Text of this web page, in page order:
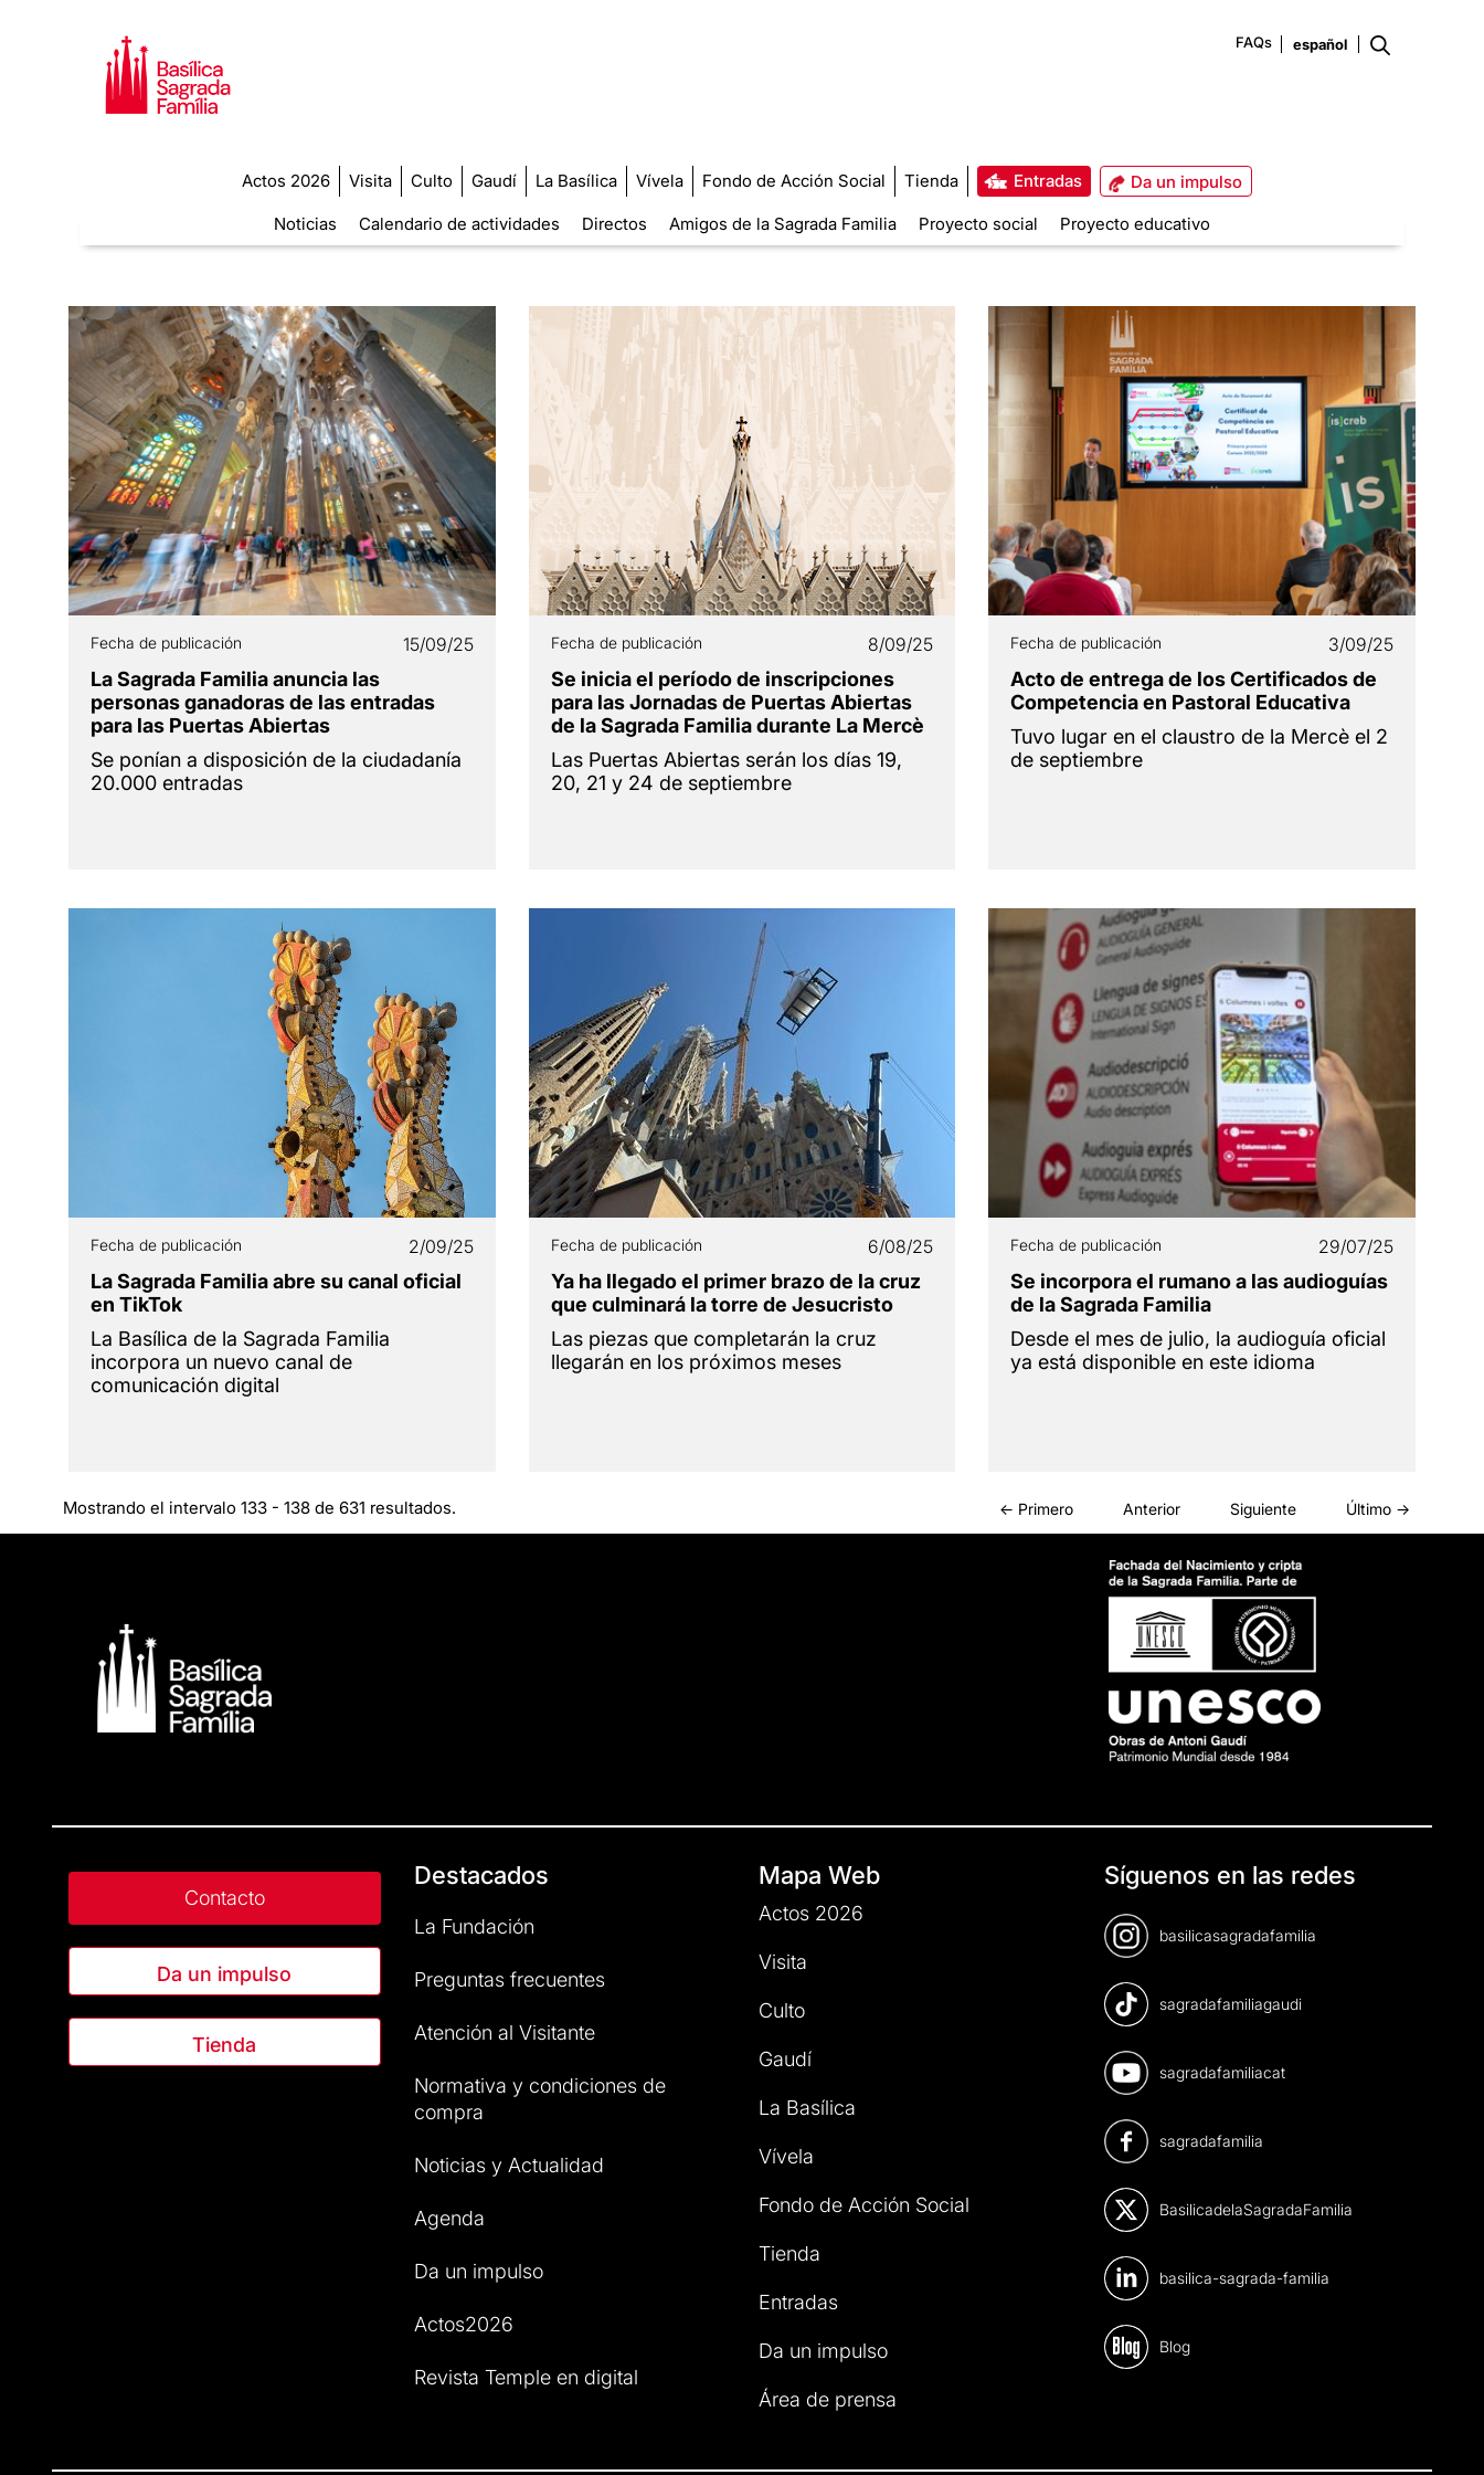
FAQs
Actos 2026 Visita Culto Gaudí La Basílica Vívela Fondo de Acción Social Tienda Entradas
Da un impulso
Noticias
Calendario de actividades Directos Amigos de la Sagrada Familia Proyecto social Proyecto educativo
Fecha de publicación 15/09/25
La Sagrada Familia anuncia las
personas ganadoras de las entradas
para las Puertas Abiertas
Se ponían a disposición de la ciudadanía
20.000 entradas
Fecha de publicación 8/09/25
Se inicia el período de inscripciones
para las Jornadas de Puertas Abiertas
de la Sagrada Familia durante La Mercè
Las Puertas Abiertas serán los días 19,
20, 21 y 24 de septiembre
Fecha de publicación 3/09/25
Acto de entrega de los Certificados de
Competencia en Pastoral Educativa
Tuvo lugar en el claustro de la Mercè el 2
de septiembre
Fecha de publicación 2/09/25
La Sagrada Familia abre su canal oficial
en TikTok
La Basílica de la Sagrada Familia
incorpora un nuevo canal de
comunicación digital
Fecha de publicación 6/08/25
Ya ha llegado el primer brazo de la cruz
que culminará la torre de Jesucristo
Las piezas que completarán la cruz
llegarán en los próximos meses
Fecha de publicación 29/07/25
Se incorpora el rumano a las audioguías
de la Sagrada Familia
Desde el mes de julio, la audioguía oficial
ya está disponible en este idioma
Mostrando el intervalo 133 - 138 de 631 resultados. ← Primero Anterior Siguiente Último →
Contacto
Da un impulso
Tienda
Destacados
La Fundación
Preguntas frecuentes
Atención al Visitante
Normativa y condiciones de
compra
Noticias y Actualidad
Agenda
Da un impulso
Actos2026
Revista Temple en digital
Mapa Web
Actos 2026
Visita
Culto
Gaudí
La Basílica
Vívela
Fondo de Acción Social
Tienda
Entradas
Da un impulso
Área de prensa
Síguenos en las redes
basilicasagradafamilia
sagradafamiliagaudi
sagradafamiliacat
sagradafamilia
BasilicadelaSagradaFamilia
basilica-sagrada-familia
Blog